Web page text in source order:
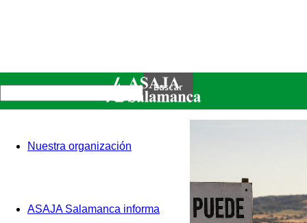
Nuestra organización
ASAJA Salamanca informa